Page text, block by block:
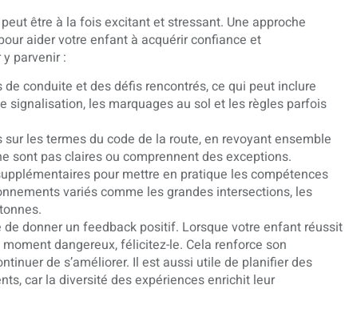
être à la fois excitant et stressant. Une approche
aider votre enfant à acquérir confiance et
parvenir :
conduite et des défis rencontrés, ce qui peut inclure
signalisation, les marquages au sol et les règles parfois
les termes du code de la route, en revoyant ensemble
sont pas claires ou comprennent des exceptions.
pour mettre en pratique les compétences
variés comme les grandes intersections, les
donner un feedback positif. Lorsque votre enfant réussit
dangereux, félicitez-le. Cela renforce son
de s’améliorer. Il est aussi utile de planifier des
car la diversité des expériences enrichit leur